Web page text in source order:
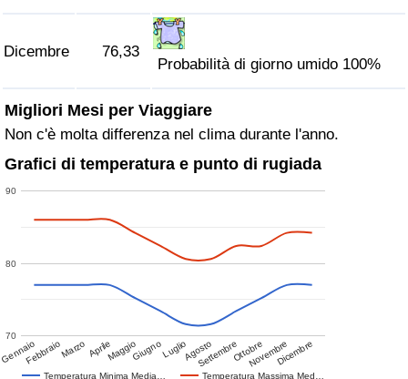
Dicembre 76,33
Probabilità di giorno umido 100%
Migliori Mesi per Viaggiare
Non c'è molta differenza nel clima durante l'anno.
Grafici di temperatura e punto di rugiada
Temperatura Minima Media… Temperatura Massima Med…
GennaioFebbraioMarzo AprileMaggioGiugnoLuglioAgosto
SettembreOttobreNovembreDicembre
70
80
90